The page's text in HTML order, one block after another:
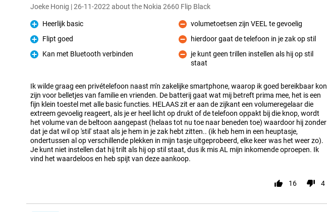
Joeke Honig | 26-11-2022 about the Nokia 2660 Flip Black
Pro
Heerlijk basic
Pro
Flipt goed
Pro
Kan met Bluetooth verbinden
Con
volumetoetsen zijn VEEL te gevoelig
Con
hierdoor gaat de telefoon in je zak op stil
Con
je kunt geen trillen instellen als hij op stil
staat
Ik wilde graag een privételefoon naast m'n zakelijke smartphone, waarop ik goed bereikbaar kon
zijn voor belletjes van familie en vrienden. De batterij gaat wat mij betreft prima mee, het is een
fijn klein toestel met alle basic functies. HELAAS zit er aan de zijkant een volumeregelaar die
extreem gevoelig reageert, als je er heel licht op drukt of de telefoon oppakt bij die knop, wordt
het volume van de beltoon aangepast (helaas tot nu toe naar beneden toe) waardoor hij zonder
dat je dat wil op 'stil' staat als je hem in je zak hebt zitten.. (ik heb hem in een heuptasje,
ondertussen al op verschillende plekken in mijn tasje uitgeprobeerd, elke keer was het weer zo).
Je kunt niet instellen dat hij trilt als hij op stil staat, dus ik mis AL mijn inkomende oproepen. Ik
vind het waardeloos en heb spijt van deze aankoop.
16 4